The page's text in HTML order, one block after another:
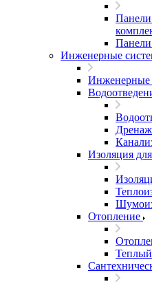
Панели
Инженерные
Инженерные
Изоляция
Отопление